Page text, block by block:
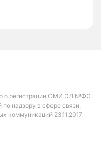
о регистрации СМИ ЭЛ №ФС
надзору в сфере связи,
коммуникаций 23.11.2017